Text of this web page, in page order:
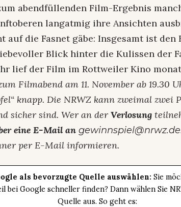
abendfüllenden Film-Ergebnis
langatmig ihre Ansichten
auf die Fasnet gäbe: Insgesamt ist
Blick hinter die Kulissen der
lief der Film im Rottweiler Kino
Filmabend am 11. November ab 19.30
knapp. Die NRWZ kann zweimal zwei
sicher sind. Wer an derVerlosung
eine E-Mail an gewinnspiel@nrwz.de
per E-Mail informieren.
als bevorzugte Quelle auswählen: Sie
bei Google schneller finden? Dann wählen Sie
Quelle aus. So geht es: